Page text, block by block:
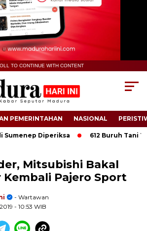
TO CONTINUE WITH CONTENT
PEMERINTAHAN NASIONAL
Diperiksa 612 Buruh Tani
Mitsubishi Bakal
Pajero Sport
- Wartawan
- 10:53 WIB